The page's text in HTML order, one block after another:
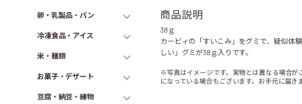
卵・乳製品・パン
冷凍食品・アイス
米・麺類
お菓子・デザート
豆腐・納豆・練物
商品説明
38ｇ
カービィの「すいこみ」をグミで、疑似体
しい」グミが38ｇ入りです。
※写真はイメージです。実物とは異なる場合
になっている場合もございます。お手元に届き